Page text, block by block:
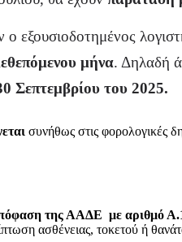
ο εξουσιοδοτημένος
μήνα. Δηλαδή
Σεπτεμβρίου του 2025.
συνήθως στις φορολογικές
της ΑΑΔΕ με αριθμό
ασθένειας, τοκετού ή